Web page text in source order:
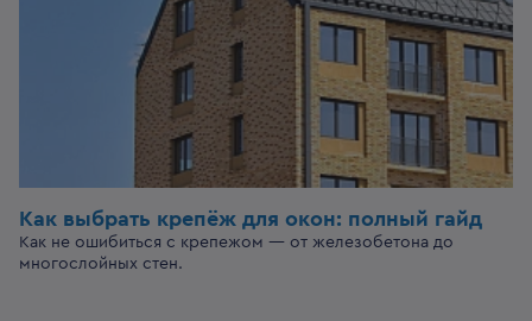
Как выбрать крепёж для окон: полный гайд
Как не ошибиться с крепежом — от железобетона до
многослойных стен.